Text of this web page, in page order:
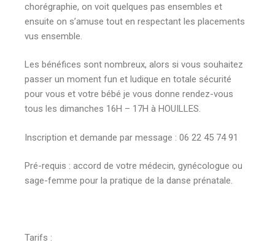
chorégraphie, on voit quelques pas ensembles et
ensuite on s’amuse tout en respectant les placements
vus ensemble.
Les bénéfices sont nombreux, alors si vous souhaitez
passer un moment fun et ludique en totale sécurité
pour vous et votre bébé je vous donne rendez-vous
tous les dimanches 16H – 17H à HOUILLES.
Inscription et demande par message : 06 22 45 74 91
Pré-requis : accord de votre médecin, gynécologue ou
sage-femme pour la pratique de la danse prénatale.
Tarifs :